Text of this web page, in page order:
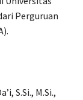
Perguruan
S.Si., M.Si.,